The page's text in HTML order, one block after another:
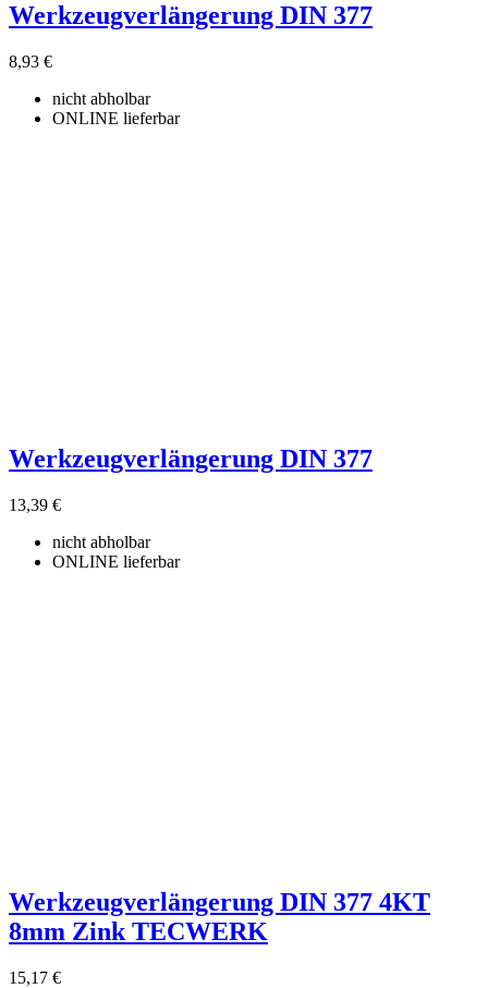
Werkzeugverlängerung DIN 377
8,93 €
nicht abholbar
ONLINE lieferbar
Werkzeugverlängerung DIN 377
13,39 €
nicht abholbar
ONLINE lieferbar
Werkzeugverlängerung DIN 377 4KT
8mm Zink TECWERK
15,17 €